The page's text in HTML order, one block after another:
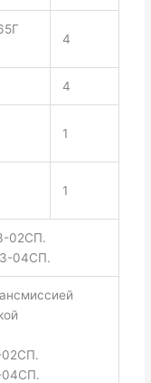
4
4
1
1
02СП.
04СП.
02СП.
04СП.